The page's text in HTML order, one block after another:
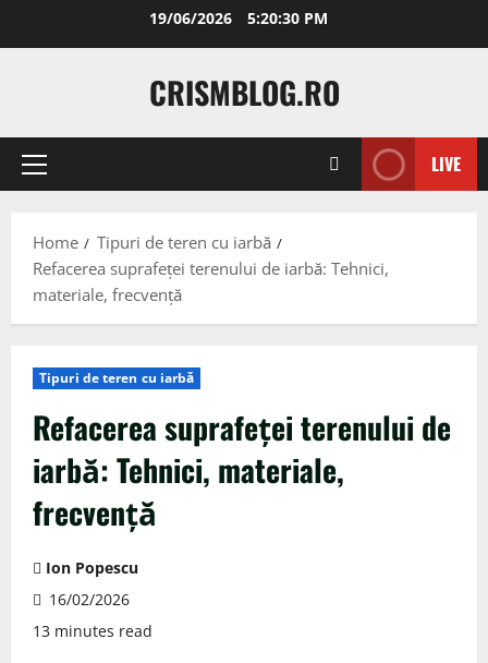
19/06/2026 5:20:32 PM
CRISMBLOG.RO
Primary
LIVE
Home
Tipuri de teren cu iarbă
Refacerea suprafeței terenului de iarbă: Tehnici,
materiale, frecvență
Tipuri de teren cu iarbă
Refacerea suprafeței terenului de
iarbă: Tehnici, materiale,
frecvență
Ion Popescu
16/02/2026
13 minutes read